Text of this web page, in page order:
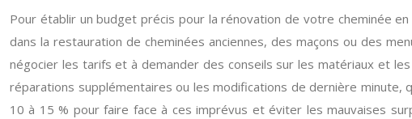
Pour établir un budget précis pour la rénovation de votre cheminée
dans la restauration de cheminées anciennes, des maçons ou des
négocier les tarifs et à demander des conseils sur les matériaux et
réparations supplémentaires ou les modifications de dernière minute,
10 à 15 % pour faire face à ces imprévus et éviter les mauvaises